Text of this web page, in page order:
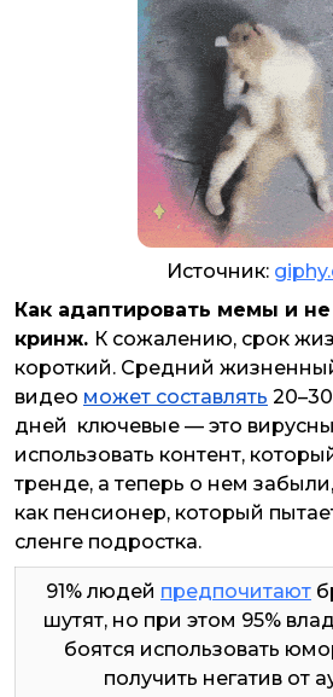
Источник:
Как адаптировать мемы и не
кринж. К сожалению, срок
короткий. Средний
видео может составлять
дней ключевые — это
использовать контент,
тренде, а теперь о нем
как пенсионер, который
сленге подростка.
91% людей предпочитают
шутят, но при этом 95%
боятся использовать
получить негатив от